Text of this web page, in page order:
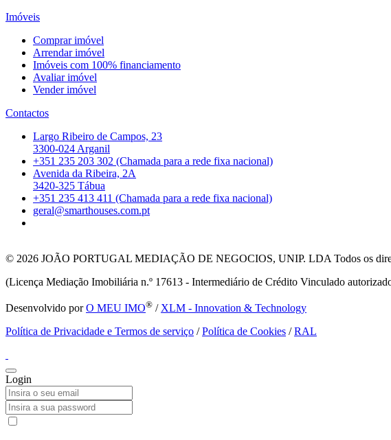
Imóveis
Comprar imóvel
Arrendar imóvel
Imóveis com 100% financiamento
Avaliar imóvel
Vender imóvel
Contactos
Largo Ribeiro de Campos, 23
3300-024 Arganil
+351 235 203 302 (Chamada para a rede fixa nacional)
Avenida da Ribeira, 2A
3420-325 Tábua
+351 235 413 411 (Chamada para a rede fixa nacional)
geral@smarthouses.com.pt
© 2026 JOÃO PORTUGAL MEDIAÇÃO DE NEGOCIOS, UNIP. LDA Todos os
(Licença Mediação Imobiliária n.º 17613 - Intermediário de Crédito Vinculado
Desenvolvido porO MEU IMO® / XLM - Innovation & Technology
Política de Privacidade e Termos de serviço /Política de Cookies /RAL
Login